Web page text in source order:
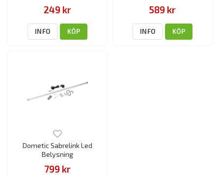
249 kr
INFO KÖP
589 kr
INFO KÖP
Dometic Sabrelink Led
Belysning
799 kr